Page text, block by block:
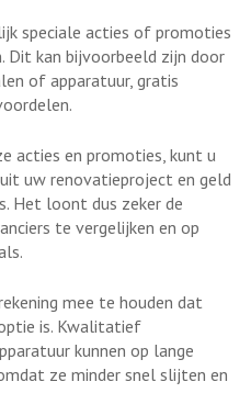
speciale acties of promoties
Dit kan bijvoorbeeld zijn door
of apparatuur, gratis
acties en promoties, kunt u
uw renovatieproject en geld
Het loont dus zeker de
te vergelijken en op
mee te houden dat
is. Kwalitatief
kunnen op lange
ze minder snel slijten en